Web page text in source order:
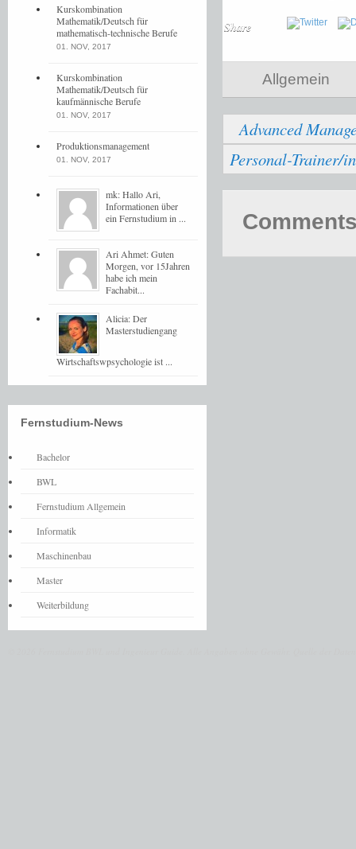
Share
Allgemein
Advanced
Personal-Trainer/
Kurskombination
Mathematik/Deutsch für
mathematisch-technische Berufe
01. NOV, 2017
Kurskombination
Mathematik/Deutsch für
kaufmännische Berufe
01. NOV, 2017
Produktionsmanagement
01. NOV, 2017
mk: Hallo Ari,
Informationen über
ein Fernstudium in ...
Ari Ahmet: Guten
Morgen, vor 15Jahren
habe ich mein
Fachabit...
Alicia: Der
Masterstudiengang
Wirtschaftswpsychologie ist ...
Fernstudium-News
Bachelor
BWL
Fernstudium Allgemein
Informatik
Maschinenbau
Master
Weiterbildung